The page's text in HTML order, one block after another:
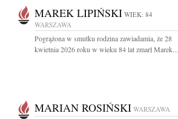
MAREK LIPIŃSKI WIEK: 84
WARSZAWA
Pogrążona w smutku rodzina zawiadamia, że 28
kwietnia 2026 roku w wieku 84 lat zmarł Marek...
MARIAN ROSIŃSKI WARSZAWA